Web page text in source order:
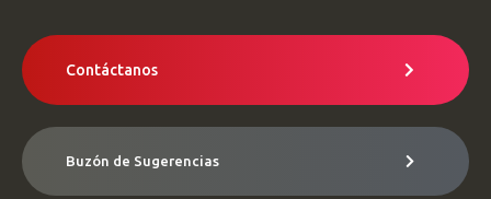
Contáctanos
Buzón de Sugerencias